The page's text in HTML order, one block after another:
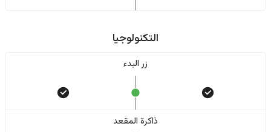
التكنولوجيا
زر البدء
ذاكرة المقعد